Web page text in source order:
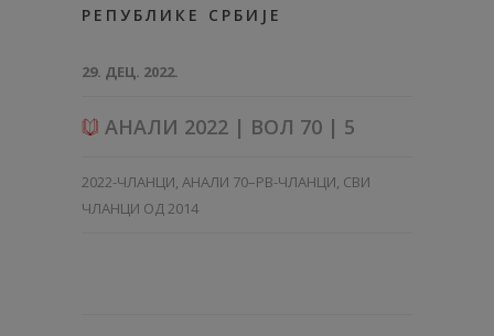
РЕПУБЛИКЕ СРБИЈЕ
29. ДЕЦ. 2022.
АНАЛИ 2022 | ВОЛ 70 | 5
2022-ЧЛАНЦИ, АНАЛИ 70–PB-ЧЛАНЦИ, СВИ
ЧЛАНЦИ ОД 2014